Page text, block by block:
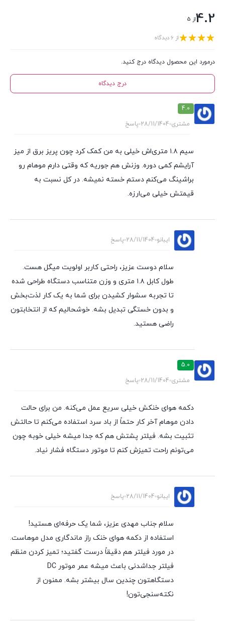
4.2از 5
از 6 دیدگاه
درمورد این محصول دیدگاه درج کنید.
درج دیدگاه
4.0
مشتری 28/11/1404 پاسخ
سیم ۱.۸ متری‌اش خیلی به من کمک کرد چون پریز برق از میز
آرایشم کمی دوره. وزنش هم جوریه که وقتی دارم موهام رو
براشینگ می‌کنم دستم خسته نمیشه. در کل نسبت به
قیمتش خیلی می‌ارزه.
ایبانو 28/11/1404 پاسخ
سلام دوست عزیز، راحتی کاربر اولویت میگل هست.
طول کابل ۱.۸ متری و وزن متناسب دستگاه طراحی شده
تا تجربه سشوار کشیدن برای شما به یک کار لذت‌بخش
و بدون خستگی تبدیل بشه. خوشحالیم که از انتخابتون
راضی هستید.
5.0
مشتری 28/11/1404 پاسخ
دکمه هوای خنکش خیلی سریع عمل می‌کنه. من برای حالت
دادن موهام آخر کار حتماً از باد سرد استفاده می‌کنم تا حالتش
تثبیت بشه. فیلتر پشتش هم که جدا میشه خیلی خوبه چون
می‌تونم راحت تمیزش کنم تا موتور دستگاه فشار نیاد.
ایبانو 28/11/1404 پاسخ
سلام جناب مهدی عزیز، شما یک حرفه‌ای هستید!
استفاده از دکمه هوای خنک راز ماندگاری مدل موهاست.
در مورد فیلتر هم دقیقاً درست گفتید؛ تمیز کردن منظم
فیلتر جداشدنی باعث میشه عمر موتور DC
دستگاهتون چندین سال بیشتر بشه. ممنون از
نکته‌سنجی‌تون!